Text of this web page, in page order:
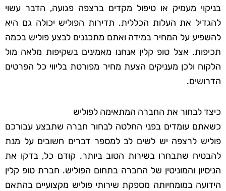
בניקוי מעמיק או טיפול מקדים ברצפה פגועה, הדבר עשוי
להגדיל את העלות הכללית. תדירות הפוליש יכולה גם היא
להשפיע על המחיר במידה ואתם מתכננים לבצע פוליש בכמה
תכיפות. אצל טופ קלין אנחנו מאמינים בשקיפות מלאה מול
הלקוח ולכן מעניקים הצעת מחיר מפורטת בליווי כל הפרטים
הדרושים.
כיצד לבחור את החברה המתאימה לפוליש
כשאתם עומדים בפני החלטה לבחור חברה שתבצע עבורכם
פוליש לרצפה יש לשים לב למספר דברים חשובים על מנת
להבטיח שתבחרו בשירות הטוב ביותר. קודם כל, בדקו את
הניסיון והמוניטין של החברה בתחום הפוליש. חברת טופ קלין
הידועה במומחיותה מספקת שירותי פוליש מקצועיים בהתאם